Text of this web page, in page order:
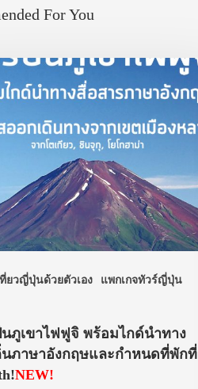
For You
ที่ยวญี่ปุ่นด้วยตัวเอง แพกเกจทัวร์ญี่ปุ่น
ภูเขาไฟฟูจิ พร้อมไกด์นำทาง
ภาษาอังกฤษและกำหนดที่พักที่
NEW!